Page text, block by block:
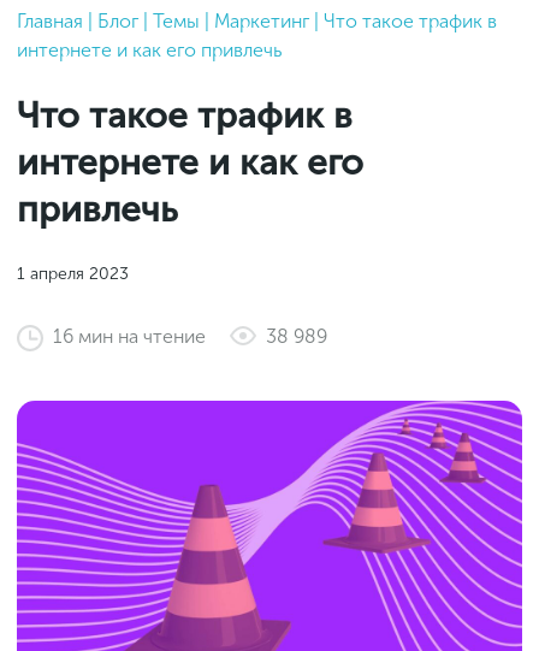
Недвижимость
HoReCa
Бьюти
Услуги
Фитнес
2022
2021
2020
2018
2017
2016
Обучение работы с инструментами
Calltouch
Mental Health
Привлечение
Конверсия
Аналитика
Процессы и управление
Финансы и бухгалтерия
Законы и документы
Старт и идеи
Инструменты и сервисы
Словарь маркетолога
Callday
MeetUp
Вебинары и практикумы
Главная Блог Темы Маркетинг
Что такое трафик в
интернете и как его привлечь
Что такое трафик в
интернете и как его
привлечь
1 апреля 2023
16 мин на чтение 38 989